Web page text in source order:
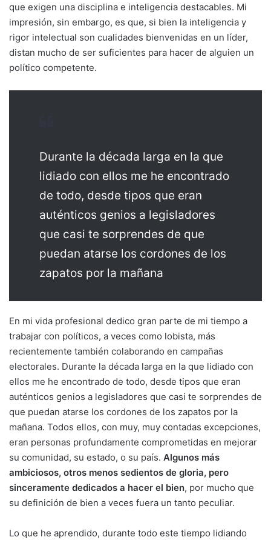
que exigen una disciplina e inteligencia destacables. Mi
impresión, sin embargo, es que, si bien la inteligencia y
rigor intelectual son cualidades bienvenidas en un líder,
distan mucho de ser suficientes para hacer de alguien un
político competente.
Durante la década larga en la que
lidiado con ellos me he encontrado
de todo, desde tipos que eran
auténticos genios a legisladores
que casi te sorprendes de que
puedan atarse los cordones de los
zapatos por la mañana
En mi vida profesional dedico gran parte de mi tiempo a
trabajar con políticos, a veces como lobista, más
recientemente también colaborando en campañas
electorales. Durante la década larga en la que lidiado con
ellos me he encontrado de todo, desde tipos que eran
auténticos genios a legisladores que casi te sorprendes de
que puedan atarse los cordones de los zapatos por la
mañana. Todos ellos, con muy, muy contadas excepciones,
eran personas profundamente comprometidas en mejorar
su comunidad, su estado, o su país. Algunos más
ambiciosos, otros menos sedientos de gloria, pero
sinceramente dedicados a hacer el bien, por mucho que
su definición de bien a veces fuera un tanto peculiar.
Lo que he aprendido, durante todo este tiempo lidiando